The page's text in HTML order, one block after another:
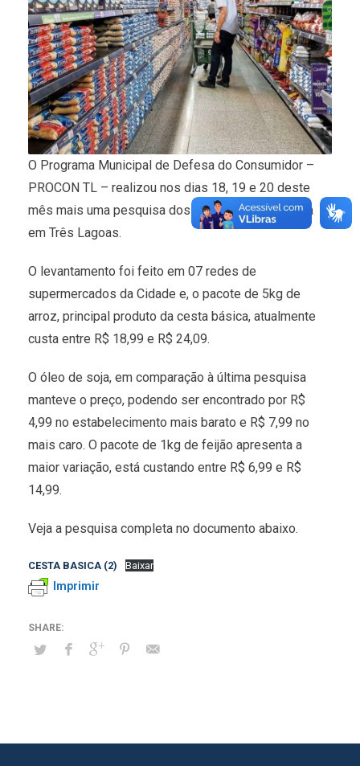
O Programa Municipal de Defesa do Consumidor –
PROCON TL – realizou nos dias 18, 19 e 20 deste
mês mais uma pesquisa dos itens da cesta básica
em Três Lagoas.
O levantamento foi feito em 07 redes de
supermercados da Cidade e, o pacote de 5kg de
arroz, principal produto da cesta básica, atualmente
custa entre R$ 18,99 e R$ 24,09.
O óleo de soja, em comparação à última pesquisa
manteve o preço, podendo ser encontrado por R$
4,99 no estabelecimento mais barato e R$ 7,99 no
mais caro. O pacote de 1kg de feijão apresenta a
maior variação, está custando entre R$ 6,99 e R$
14,99.
Veja a pesquisa completa no documento abaixo.
CESTA BASICA (2) Baixar
Imprimir